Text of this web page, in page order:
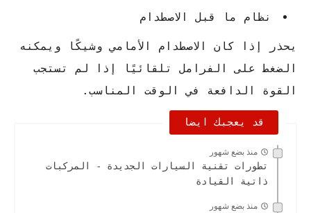
نظام ما قبل الاصطدام
يحذر إذا كان الاصطدام الأمامي وشيكًا ويمكنه
الضغط على الفرامل تلقائيًا إذا لم تستجب
القوة الدافعة في الوقت المناسب.
قد يعجبك ايضا
منذ بضع شهور
تطورات تقنية السيارات الجديدة - المركبات
ذاتية القيادة
منذ بضع شهور